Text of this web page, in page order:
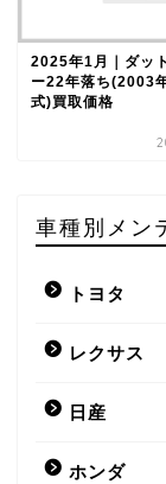
2025年1月｜ダッ
ー22年落ち(2003
式)買取価格
車種別メン
トヨタ
レクサス
日産
ホンダ